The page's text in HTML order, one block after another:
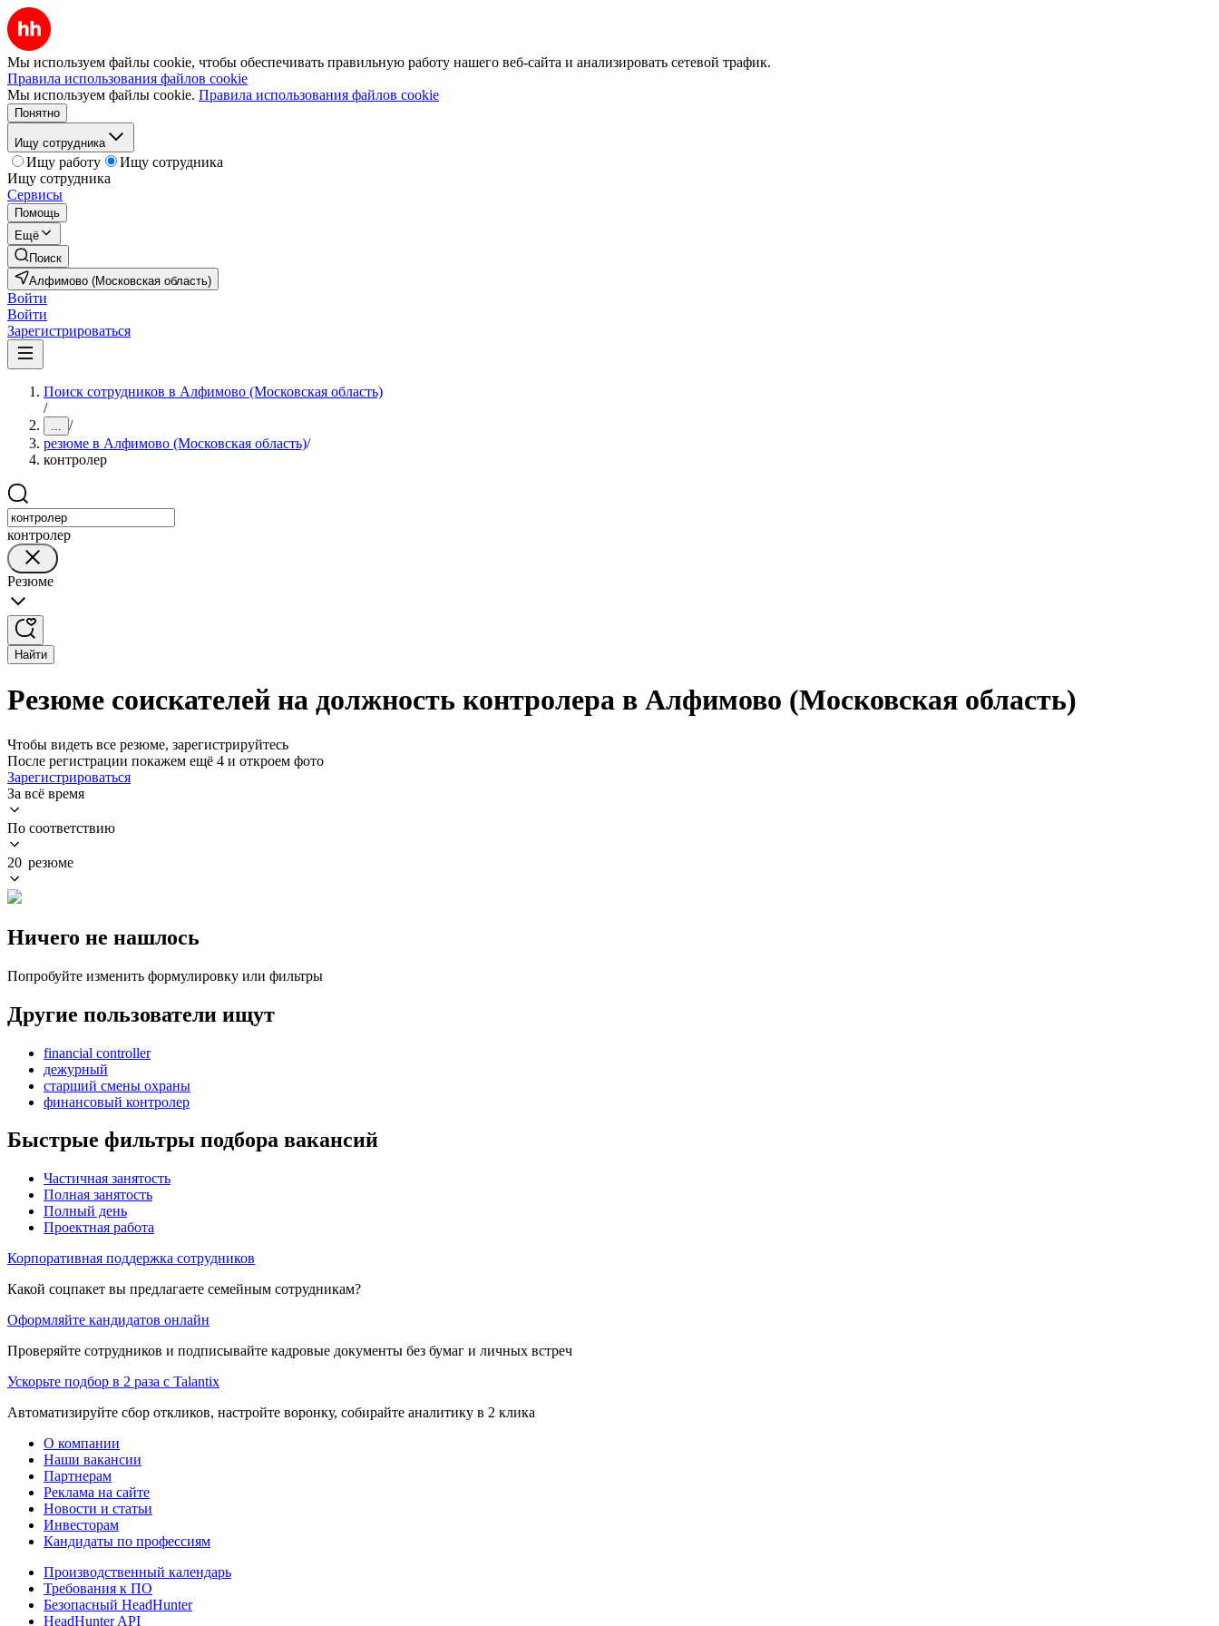
Мы используем файлы cookie, чтобы обеспечивать правильную работу нашего веб-сайта и анализировать сетевой трафик.
Правила использования файлов cookie
Мы используем файлы cookie. Правила использования файлов cookie
Понятно
Ищу сотрудника
Ищу работу
Ищу сотрудника
Ищу сотрудника
Сервисы
Помощь
Ещё
Поиск
Алфимово (Московская область)
Войти
Войти
Зарегистрироваться
Поиск сотрудников в Алфимово (Московская область)
/
... /
резюме в Алфимово (Московская область)/
контролер
контролер
Резюме
Найти
Резюме соискателей на должность контролера в Алфимово (Московская область)
Чтобы видеть все резюме, зарегистрируйтесь
После регистрации покажем ещё 4 и откроем фото
Зарегистрироваться
За всё время
По соответствию
20 резюме
Ничего не нашлось
Попробуйте изменить формулировку или фильтры
Другие пользователи ищут
financial controller
дежурный
старший смены охраны
финансовый контролер
Быстрые фильтры подбора вакансий
Частичная занятость
Полная занятость
Полный день
Проектная работа
Корпоративная поддержка сотрудников
Какой соцпакет вы предлагаете семейным сотрудникам?
Оформляйте кандидатов онлайн
Проверяйте сотрудников и подписывайте кадровые документы без бумаг и личных встреч
Ускорьте подбор в 2 раза с Talantix
Автоматизируйте сбор откликов, настройте воронку, собирайте аналитику в 2 клика
О компании
Наши вакансии
Партнерам
Реклама на сайте
Новости и статьи
Инвесторам
Кандидаты по профессиям
Производственный календарь
Требования к ПО
Безопасный HeadHunter
HeadHunter API